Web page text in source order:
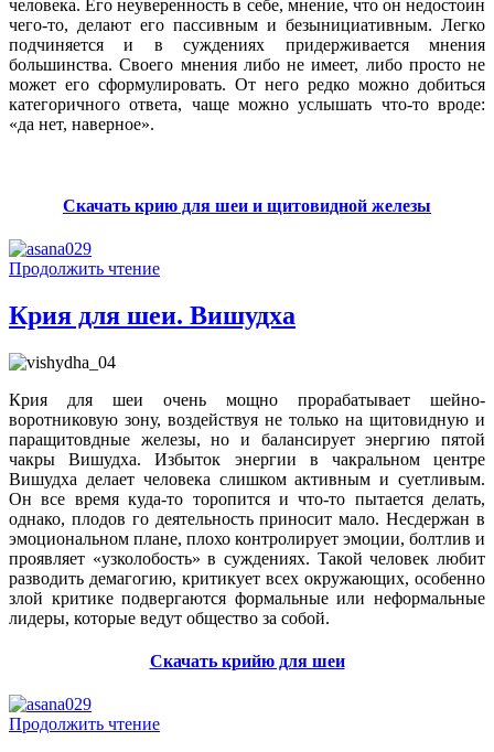
человека. Его неуверенность в себе, мнение, что он недостоин
чего-то, делают его пассивным и безынициативным. Легко
подчиняется и в суждениях придерживается мнения
большинства. Своего мнения либо не имеет, либо просто не
может его сформулировать. От него редко можно добиться
категоричного ответа, чаще можно услышать что-то вроде:
«да нет, наверное».
Скачать крию для шеи и щитовидной железы
Продолжить чтение
Крия для шеи. Вишудха
Крия для шеи очень мощно прорабатывает шейно-
воротниковую зону, воздействуя не только на щитовидную и
паращитовдные железы, но и балансирует энергию пятой
чакры Вишудха. Избыток энергии в чакральном центре
Вишудха делает человека слишком активным и суетливым.
Он все время куда-то торопится и что-то пытается делать,
однако, плодов го деятельность приносит мало. Несдержан в
эмоциональном плане, плохо контролирует эмоции, болтлив и
проявляет «узколобость» в суждениях. Такой человек любит
разводить демагогию, критикует всех окружающих, особенно
злой критике подвергаются формальные или неформальные
лидеры, которые ведут общество за собой.
Скачать крийю для шеи
Продолжить чтение